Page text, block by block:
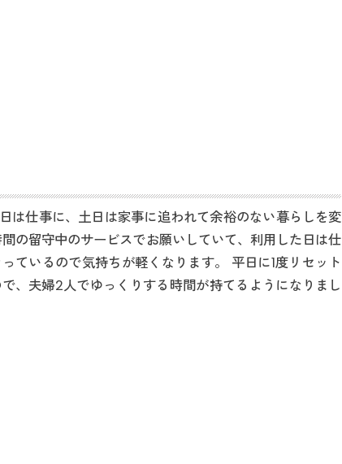
は仕事に、土日は家事に追われて余裕のない暮らしを変
の留守中のサービスでお願いしていて、利用した日は仕
ているので気持ちが軽くなります。 平日に1度リセット
、夫婦2人でゆっくりする時間が持てるようになりまし